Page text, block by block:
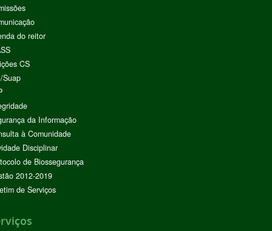
do reitor
CS
Suap
da Informação
à Comunidade
Disciplinar
de Biossegurança
2012-2019
de Serviços